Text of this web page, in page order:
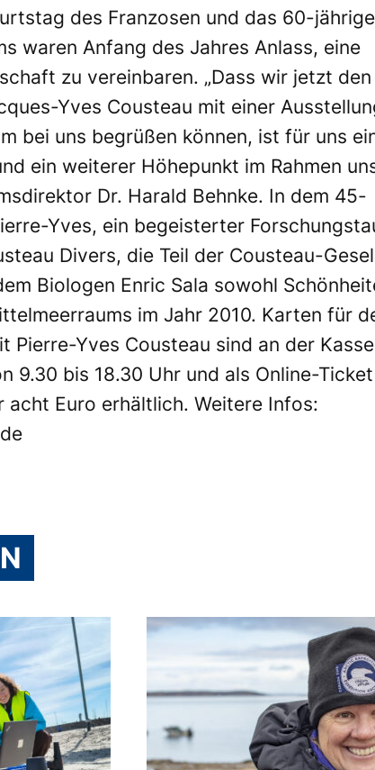
des Franzosen und das 60-jährige
waren Anfang des Jahres Anlass, eine
zu vereinbaren. „Dass wir jetzt den
Yves Cousteau mit einer
bei uns begrüßen können, ist für uns
ein weiterer Höhepunkt im Rahmen
Dr. Harald Behnke. In dem 45-
Yves, ein begeisterter
Divers, die Teil der Cousteau-
Biologen Enric Sala sowohl
im Jahr 2010. Karten für
Pierre-Yves Cousteau sind an der
9.30 bis 18.30 Uhr und als Online-
acht Euro erhältlich. Weitere Infos: